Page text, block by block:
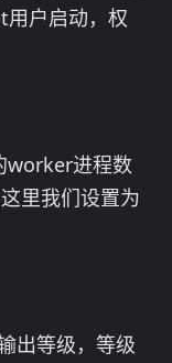
户启动，权
worker进程数
里我们设置为
出等级，等级